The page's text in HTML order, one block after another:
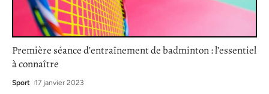
Première séance d’entraînement de badminton : l’essentiel
à connaître
Sport 17 janvier 2023